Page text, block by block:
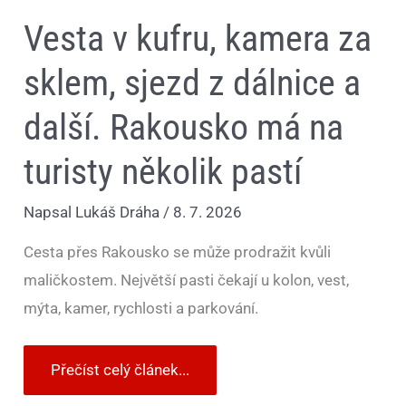
Vesta v kufru, kamera za
sklem, sjezd z dálnice a
další. Rakousko má na
turisty několik pastí
Napsal Lukáš Dráha / 8. 7. 2026
Cesta přes Rakousko se může prodražit kvůli
maličkostem. Největší pasti čekají u kolon, vest,
mýta, kamer, rychlosti a parkování.
několik
pastí
Přečíst celý článek...